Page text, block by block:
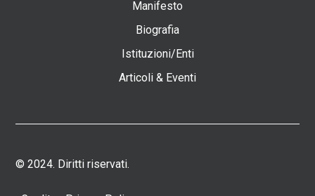
Manifesto
Biografia
Istituzioni/Enti
Articoli & Eventi
© 2024. Diritti riservati.